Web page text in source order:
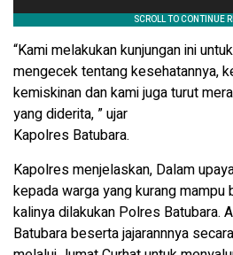
“Kami melakukan kunjungan ini
mengecek tentang kesehatannya,
kemiskinan dan kami juga turut
yang diderita, ” ujar
Kapolres Batubara.
Kapolres menjelaskan, Dalam
kepada warga yang kurang mampu
kalinya dilakukan Polres Batubara.
Batubara beserta jajarannnya